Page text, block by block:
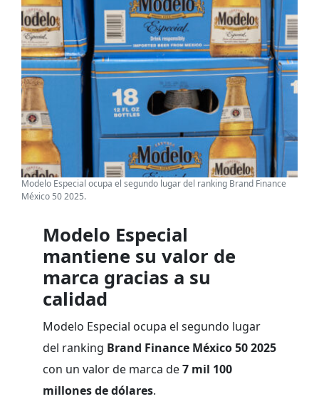
Modelo Especial ocupa el segundo lugar del ranking Brand Finance
México 50 2025.
Modelo Especial
mantiene su valor de
marca gracias a su
calidad
Modelo Especial ocupa el segundo lugar
del ranking Brand Finance México 50 2025
con un valor de marca de7 mil 100
millones de dólares.